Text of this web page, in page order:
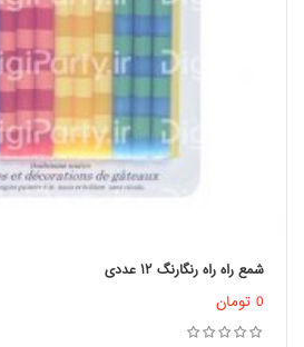
شمع راه راه رنگارنگ ۱۲ عددی
0 تومان